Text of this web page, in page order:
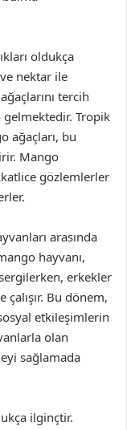
oldukça
nektar ile
tercih
Tropik
ağaçları, bu
Mango
gözlemlerler
arasında
hayvanı,
erkekler
Bu dönem,
etkileşimlerin
olan
sağlamada
ilginçtir.